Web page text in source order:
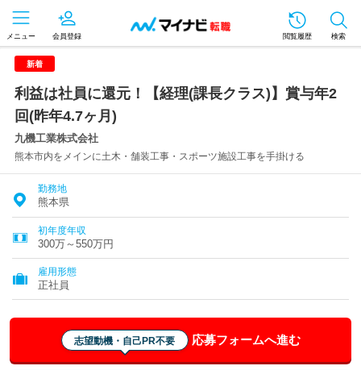
メニュー 会員登録 閲覧履歴 検索
新着
利益は社員に還元！【経理(課長クラス)】賞与年2
回(昨年4.7ヶ月)
九機工業株式会社
熊本市内をメインに土木・舗装工事・スポーツ施設工事を手掛ける
勤務地
熊本県
初年度年収
300万～550万円
雇用形態
正社員
志望動機・自己PR不要 応募フォームへ進む